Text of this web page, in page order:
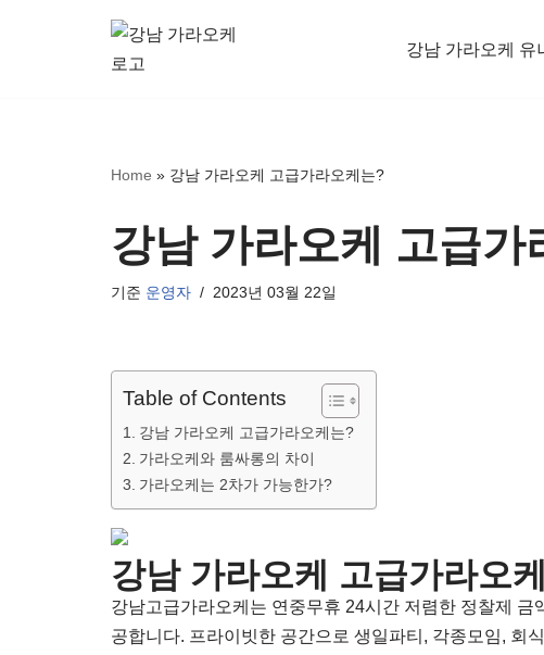
강남 가라오케 유
Home » 강남 가라오케 고급가라오케는?
강남 가라오케 고급가
기준 운영자 2023년 03월 22일
Table of Contents
강남 가라오케 고급가라오케는?
가라오케와 룸싸롱의 차이
가라오케는 2차가 가능한가?
강남 가라오케 고급가라오
강남고급가라오케는 연중무휴 24시간 저렴한 정찰제
공합니다. 프라이빗한 공간으로 생일파티, 각종모임, 회